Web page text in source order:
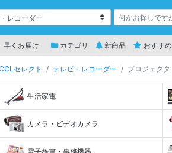
早くお届け カテゴリ 新商品 おすすめ
セレクト テレビ・レコーダー プロジェクタ
生活家電
カメラ・ビデオカメラ